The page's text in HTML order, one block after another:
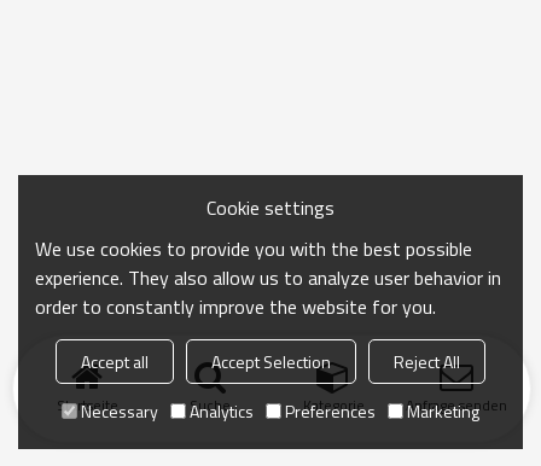
Startseite Suche Kategorie Anfrage senden
Cookie settings
We use cookies to provide you with the best possible
experience. They also allow us to analyze user behavior in
order to constantly improve the website for you.
Accept all Accept Selection
Reject All
Necessary
Analytics Preferences Marketing